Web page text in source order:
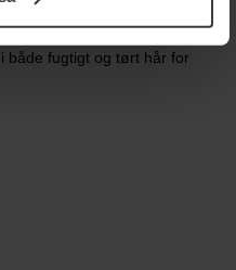
både fugtigt og tørt hår for